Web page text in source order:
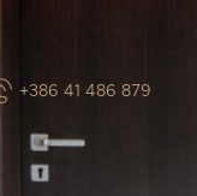
+386 41 486 879